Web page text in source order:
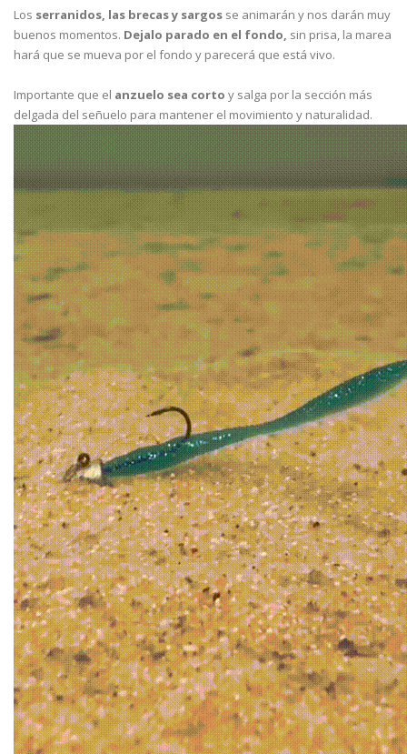
Los serranidos, las brecas y sargos se animarán y nos darán muy
buenos momentos. Dejalo parado en el fondo, sin prisa, la marea
hará que se mueva por el fondo y parecerá que está vivo.
Importante que el anzuelo sea corto y salga por la sección más
delgada del señuelo para mantener el movimiento y naturalidad.